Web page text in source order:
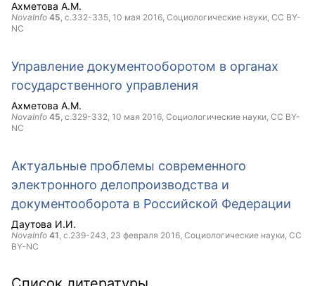
Ахметова А.М.
NovaInfo 45, с.332-335, 10 мая 2016, Социологические науки, CC BY-
NC
Управление документооборотом в органах
государственного управления
Ахметова А.М.
NovaInfo 45, с.329-332, 10 мая 2016, Социологические науки, CC BY-
NC
Актуальные проблемы современного
электронного делопроизводства и
документооборота в Российской Федерации
Даутова И.И.
NovaInfo 41, с.239-243, 23 февраля 2016, Социологические науки, CC
BY-NC